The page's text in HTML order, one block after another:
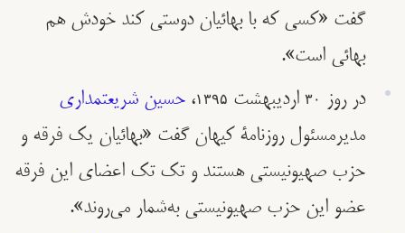
گفت «کسی که با بهائیان دوستی کند خودش هم
بهائی است».
در روز ۳۰ ارديبهشت ۱۳۹۵،
حسین شریعتمداری
مدیرمسئول روزنامۀ کیهان گفت «بهائیان یک فرقه و
حزب صهیونیستی هستند و تک تک اعضای این فرقه
عضو این حزب صهیونیستی به‌شمار می‌روند».